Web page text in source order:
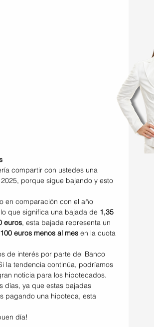
compartir con ustedes una
porque sigue bajando y esto
en comparación con el año
que significa una bajada de 1,35
euros, esta bajada representa un
100 euros menos al mes en la cuota
de interés por parte del Banco
la tendencia continúa, podríamos
noticia para los hipotecados.
días, ya que estas bajadas
pagando una hipoteca, esta
día!